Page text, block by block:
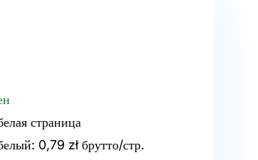
страница
0,79 zł брутто/стр.